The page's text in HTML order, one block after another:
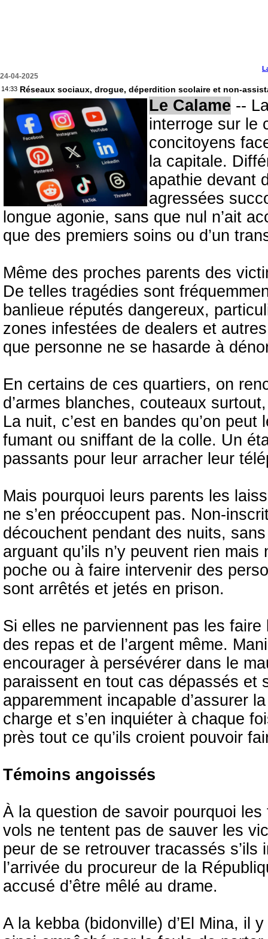
24-04-2025
14:33 Réseaux sociaux, drogue, déperdition scolaire et non-
Le Calame --
interroge sur le
concitoyens
la capitale.
apathie devant
agressées
longue agonie, sans que nul n’ait
que des premiers soins ou d’un
Même des proches parents des
De telles tragédies sont
banlieue réputés dangereux,
zones infestées de dealers et
que personne ne se hasarde à
En certains de ces quartiers, on
d’armes blanches, couteaux
La nuit, c’est en bandes qu’on
fumant ou sniffant de la colle. Un
passants pour leur arracher leur
Mais pourquoi leurs parents les
ne s’en préoccupent pas. Non-
découchent pendant des nuits,
arguant qu’ils n’y peuvent rien
poche ou à faire intervenir des
sont arrêtés et jetés en prison.
Si elles ne parviennent pas les
des repas et de l’argent même.
encourager à persévérer dans le
paraissent en tout cas dépassés et
apparemment incapable d’assurer
charge et s’en inquiéter à chaque
près tout ce qu’ils croient pouvoir
Témoins angoissés
À la question de savoir pourquoi
vols ne tentent pas de sauver les
peur de se retrouver tracassés
l’arrivée du procureur de la
accusé d’être mêlé au drame.
A la kebba (bidonville) d’El Mina, il